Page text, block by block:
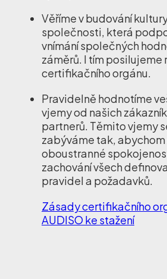
Věříme v budování
společnosti, která
vnímání společných
záměrů. I tím posilujeme
certifikačního orgánu.
Pravidelně hodnotíme
vjemy od našich
partnerů. Těmito vjemy
zabýváme tak,
oboustranné
zachování všech
pravidel a požadavků.
Zásady certifikačního
AUDISO ke stažení